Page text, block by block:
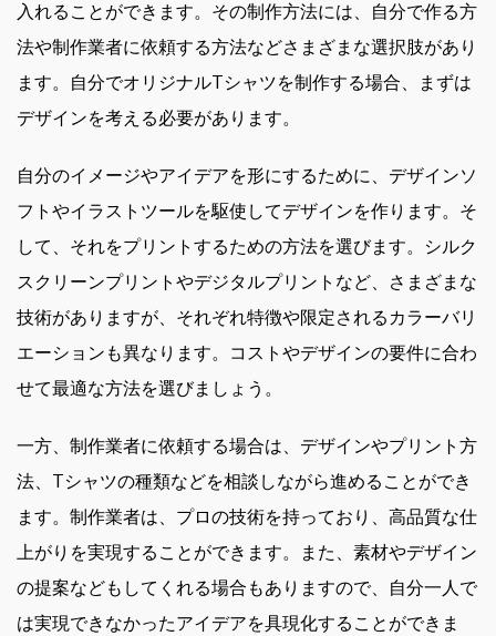
入れることができます。その制作方法には、自分で作る方
法や制作業者に依頼する方法などさまざまな選択肢があり
ます。自分でオリジナルTシャツを制作する場合、まずは
デザインを考える必要があります。
自分のイメージやアイデアを形にするために、デザインソ
フトやイラストツールを駆使してデザインを作ります。そ
して、それをプリントするための方法を選びます。シルク
スクリーンプリントやデジタルプリントなど、さまざまな
技術がありますが、それぞれ特徴や限定されるカラーバリ
エーションも異なります。コストやデザインの要件に合わ
せて最適な方法を選びましょう。
一方、制作業者に依頼する場合は、デザインやプリント方
法、Tシャツの種類などを相談しながら進めることができ
ます。制作業者は、プロの技術を持っており、高品質な仕
上がりを実現することができます。また、素材やデザイン
の提案などもしてくれる場合もありますので、自分一人で
は実現できなかったアイデアを具現化することができま